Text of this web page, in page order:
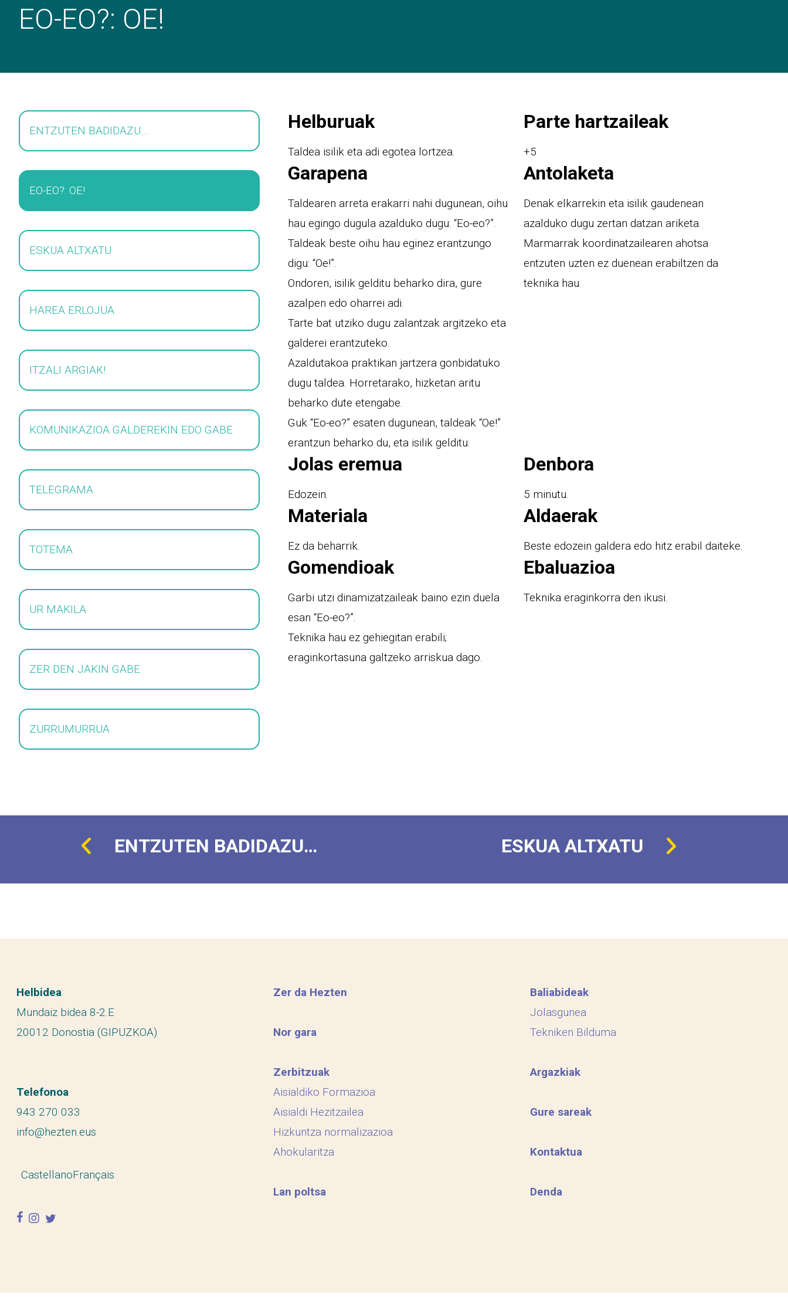
EO-EO?: OE!
ENTZUTEN BADIDAZU…
EO-EO?: OE!
ESKUA ALTXATU
HAREA ERLOJUA
ITZALI ARGIAK!
KOMUNIKAZIOA GALDEREKIN EDO GABE
TELEGRAMA
TOTEMA
UR MAKILA
ZER DEN JAKIN GABE
ZURRUMURRUA
Helburuak
Taldea isilik eta adi egotea lortzea.
Parte hartzaileak
+5
Garapena
Taldearen arreta erakarri nahi dugunean, oihu
hau egingo dugula azalduko dugu: “Eo-eo?”.
Taldeak beste oihu hau eginez erantzungo
digu: “Oe!”.
Ondoren, isilik gelditu beharko dira, gure
azalpen edo oharrei adi.
Tarte bat utziko dugu zalantzak argitzeko eta
galderei erantzuteko.
Azaldutakoa praktikan jartzera gonbidatuko
dugu taldea. Horretarako, hizketan aritu
beharko dute etengabe.
Guk “Eo-eo?” esaten dugunean, taldeak “Oe!”
erantzun beharko du, eta isilik gelditu.
Antolaketa
Denak elkarrekin eta isilik gaudenean
azalduko dugu zertan datzan ariketa.
Marmarrak koordinatzailearen ahotsa
entzuten uzten ez duenean erabiltzen da
teknika hau.
Jolas eremua
Edozein.
Denbora
5 minutu.
Materiala
Ez da beharrik.
Aldaerak
Beste edozein galdera edo hitz erabil daiteke.
Gomendioak
Garbi utzi dinamizatzaileak baino ezin duela
esan “Eo-eo?”.
Teknika hau ez gehiegitan erabili;
eraginkortasuna galtzeko arriskua dago.
Ebaluazioa
Teknika eraginkorra den ikusi.
ENTZUTEN BADIDAZU… ESKUA ALTXATU
Helbidea
Mundaiz bidea 8-2.E
20012 Donostia (GIPUZKOA)
Telefonoa
943 270 033
info@hezten.eus
CastellanoFrançais
facebook
instagram
twitter
Zer da Hezten
Nor gara
Zerbitzuak
Aisialdiko Formazioa
Aisialdi Hezitzailea
Hizkuntza normalizazioa
Ahokularitza
Lan poltsa
Baliabideak
Jolasgunea
Tekniken Bilduma
Argazkiak
Gure sareak
Kontaktua
Denda